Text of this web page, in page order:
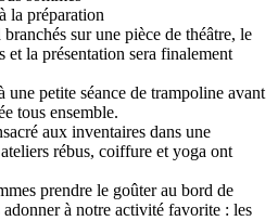
la préparation
sur une pièce de théâtre, le
et la présentation sera finalement
une petite séance de trampoline avant
tous ensemble.
aux inventaires dans une
rébus, coiffure et yoga ont
prendre le goûter au bord de
à notre activité favorite : les